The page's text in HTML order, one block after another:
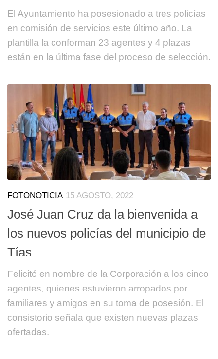
El Ayuntamiento ha posesionado a tres policías
en comisión de servicios este último año. La
plantilla la conforman 23 agentes y 4 plazas
están en la última fase del proceso de selección.
FOTONOTICIA 15 AGOSTO, 2022
José Juan Cruz da la bienvenida a
los nuevos policías del municipio de
Tías
Felicitó en nombre de la Corporación a los cinco
agentes, quienes estuvieron arropados por
familiares y amigos en su toma de posesión. El
consistorio señala que existen nuevas plazas
ofertadas.